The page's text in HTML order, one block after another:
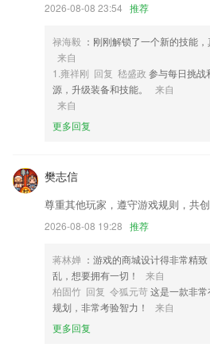
4,实时语音翻译，随说随译，支持中、英
5,财务管理
6,采购商库宝宝全渠道服务营销一体化专
星悦福建麻将hd下载软件优势
1.贴心的随机记录学习点滴模式，轻松记录
2.·高清视频，视频教学都是高清画质的，
质提升；
4.图片识别，语音识别，词语连选
5.·不需要看手机，就可以随时随地想听就听
6.支持云端同步收藏
2026-08-08 23:54 推荐
禄海毅 ：刚刚解锁了一个新的技能
来自
1.雍祥刚 回复 嵇盛政 参与每日挑战
源，升级装备和技能。
来自
来自
更多回复
樊志信
尊重其他玩家，遵守游戏规则，共
2026-08-08 19:28 推荐
蒋林婵 ：游戏的商城设计得非常精
乱，想要拥有一切！
来自
柏固竹 回复 令狐元苛 这是一款非
规划，非常考验智力！
来自
更多回复